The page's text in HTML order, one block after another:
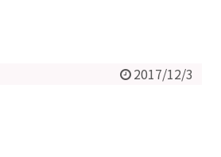
2017/12/3